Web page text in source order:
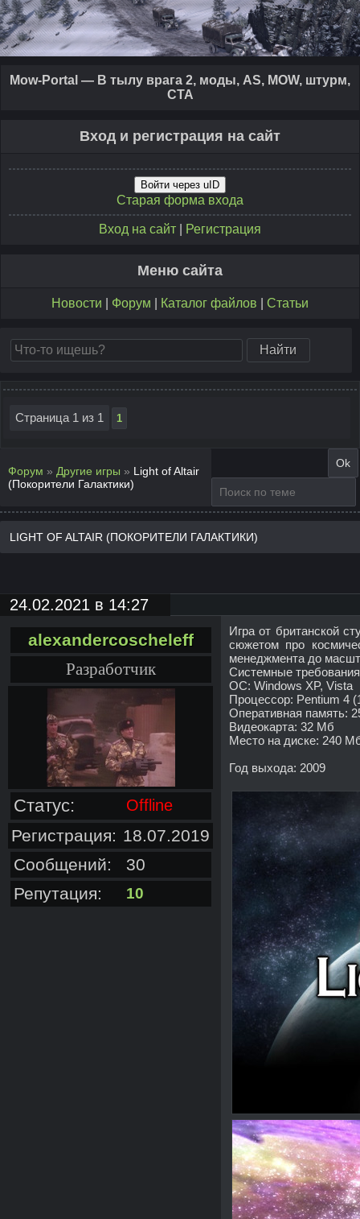
Mow-Portal — В тылу врага 2, моды, AS, MOW, штурм,
CTA
Вход и регистрация на сайт
Войти через uID
Старая форма входа
Вход на сайт Регистрация
Меню сайта
Новости Форум Каталог файлов Статьи
Страница 1 из 1 1
Форум » Другие игры » Light of Altair
(Покорители Галактики)
LIGHT OF ALTAIR (ПОКОРИТЕЛИ ГАЛАКТИКИ)
24.02.2021 в 14:27
alexandercoscheleff
Разработчик
Статус: Offline
Регистрация: 18.07.2019
Сообщений:
30
Репутация:
10
Игра от британской
сюжетом про
менеджмента до
Системные требования
ОС: Windows XP, Vista
Процессор: Pentium 4
Оперативная память:
Видеокарта: 32 Мб
Место на диске: 240
Год выхода: 2009